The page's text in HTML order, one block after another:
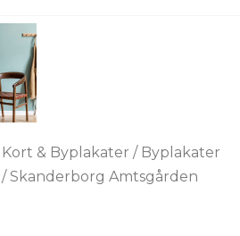
Kort & Byplakater / Byplakater
/ Skanderborg Amtsgården